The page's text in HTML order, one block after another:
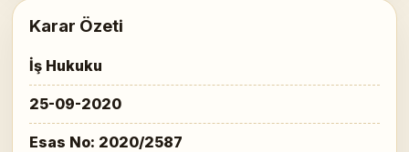
Karar Özeti
İş Hukuku
25-09-2020
Esas No: 2020/2587